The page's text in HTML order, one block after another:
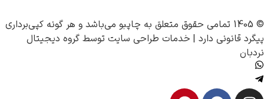
© 1405 تمامی حقوق متعلق به چاپبو می‌باشد و هر گونه کپی‌برداری
پیگرد قانونی دارد | خدمات طراحی سایت توسط گروه دیجیتال
نردبان